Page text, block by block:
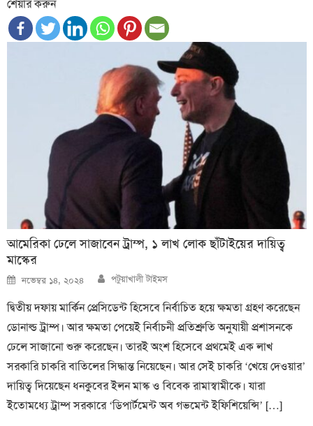
শেয়ার করুন
আমেরিকা ঢেলে সাজাবেন ট্রাম্প, ১ লাখ লোক ছাঁটাইয়ের দায়িত্ব
মাস্কের
Posted
on
নভেম্বর ১৪, ২০২৪ Author
পটুয়াখালী টাইমস
দ্বিতীয় দফায় মার্কিন প্রেসিডেন্ট হিসেবে নির্বাচিত হয়ে ক্ষমতা গ্রহণ করেছেন
ডোনাল্ড ট্রাম্প। আর ক্ষমতা পেয়েই নির্বাচনী প্রতিশ্রুতি অনুযায়ী প্রশাসনকে
ঢেলে সাজানো শুরু করেছেন। তারই অংশ হিসেবে প্রথমেই এক লাখ
সরকারি চাকরি বাতিলের সিদ্ধান্ত নিয়েছেন। আর সেই চাকরি ‘খেয়ে দেওয়ার’
দায়িত্ব দিয়েছেন ধনকুবের ইলন মাস্ক ও বিবেক রামাস্বামীকে। যারা
ইতোমধ্যে ট্রাম্প সরকারে ‘ডিপার্টমেন্ট অব গভমেন্ট ইফিশিয়েন্সি’ […]